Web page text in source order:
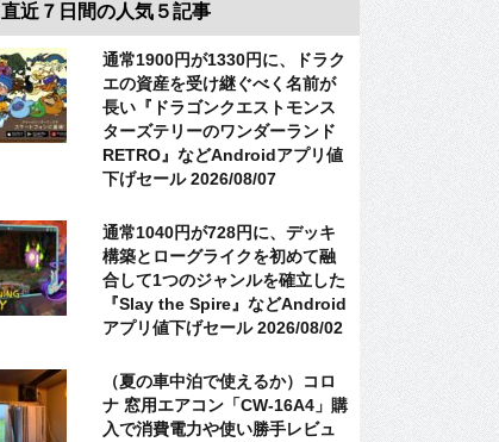
直近７日間の人気５記事
通常1900円が1330円に、ドラク
エの資産を受け継ぐべく名前が
長い『ドラゴンクエストモンス
ターズテリーのワンダーランド
RETRO』などAndroidアプリ値
下げセール 2026/08/07
通常1040円が728円に、デッキ
構築とローグライクを初めて融
合して1つのジャンルを確立した
『Slay the Spire』などAndroid
アプリ値下げセール 2026/08/02
（夏の車中泊で使えるか）コロ
ナ 窓用エアコン「CW-16A4」購
入で消費電力や使い勝手レビュ